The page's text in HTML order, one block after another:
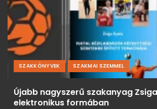
SZAKKÖNYVEK SZAKMAI SZEMMEL
Újabb nagyszerű szakanyag
elektronikus formában